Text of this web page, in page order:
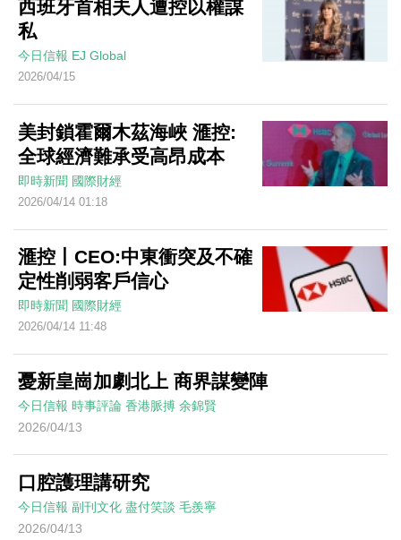
西班牙首相夫人遭控以權謀
私
今日信報 EJ Global
2026/04/15
美封鎖霍爾木茲海峽 滙控:
全球經濟難承受高昂成本
即時新聞 國際財經
2026/04/14 01:18
滙控丨CEO:中東衝突及不確
定性削弱客戶信心
即時新聞 國際財經
2026/04/14 11:48
憂新皇崗加劇北上 商界謀變陣
今日信報 時事評論 香港脈搏 余錦賢
2026/04/13
口腔護理講研究
今日信報 副刊文化 盡付笑談 毛羨寧
2026/04/13